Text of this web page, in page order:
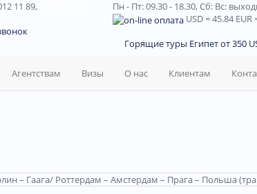
11 89, Пн - Пт: 09.30 - 18.30,Сб: Вс:
USD= 45.84EUR
Горящие туры Египет от 350
Агентствам Визы О нас Клиентам
– Гаага/ Роттердам – Амстердам – Прага – Польша